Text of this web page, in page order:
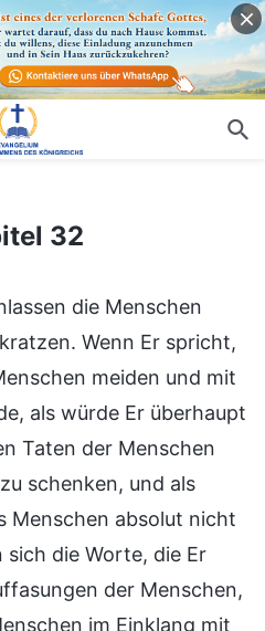
32
die Menschen
Wenn Er spricht,
meiden und mit
als würde Er überhaupt
Taten der Menschen
schenken, und als
Menschen absolut nicht
die Worte, die Er
der Menschen,
im Einklang mit